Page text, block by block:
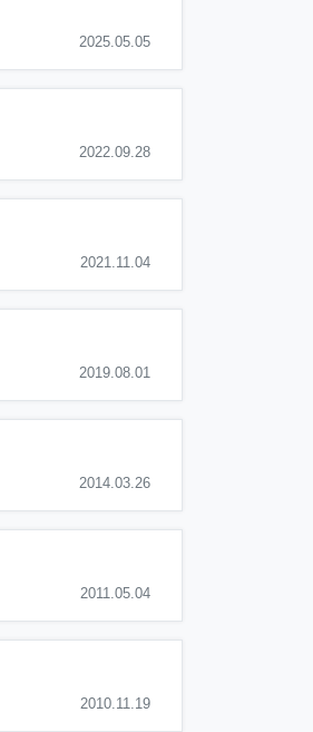
2025.05.05
2022.09.28
2021.11.04
2019.08.01
2014.03.26
2011.05.04
2010.11.19